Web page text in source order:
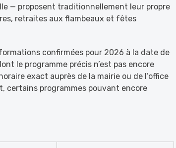
— proposent traditionnellement leur propre
retraites aux flambeaux et fêtes
confirmées pour 2026 à la date de
le programme précis n’est pas encore
exact auprès de la mairie ou de l’office
certains programmes pouvant encore